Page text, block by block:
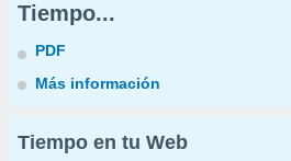
Tiempo...
PDF
Más información
Tiempo en tu Web